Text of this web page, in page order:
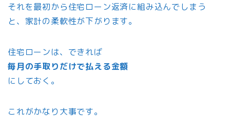
それを最初から住宅ローン返済に組み込んでしまう
と、家計の柔軟性が下がります。
住宅ローンは、できれば
毎月の手取りだけで払える金額
にしておく。
これがかなり大事です。